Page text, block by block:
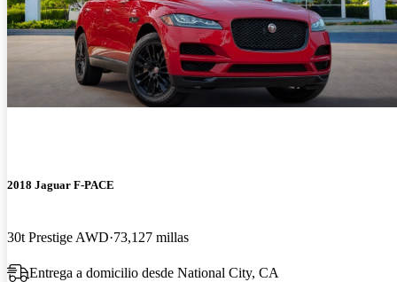
2018 Jaguar F-PACE
30t Prestige AWD 73,127 millas
Entrega a domicilio desde National City, CA